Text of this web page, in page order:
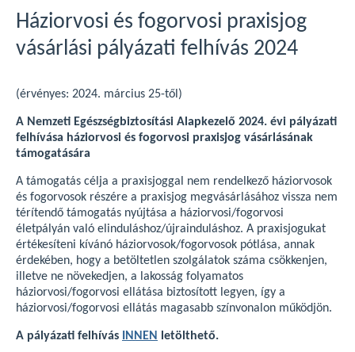
Háziorvosi és fogorvosi praxisjog
vásárlási pályázati felhívás 2024
(érvényes: 2024. március 25-től)
A Nemzeti Egészségbiztosítási Alapkezelő 2024. évi pályázati
felhívása háziorvosi és fogorvosi praxisjog vásárlásának
támogatására
A támogatás célja a praxisjoggal nem rendelkező háziorvosok
és fogorvosok részére a praxisjog megvásárlásához vissza nem
térítendő támogatás nyújtása a háziorvosi/fogorvosi
életpályán való elinduláshoz/újrainduláshoz. A praxisjogukat
értékesíteni kívánó háziorvosok/fogorvosok pótlása, annak
érdekében, hogy a betöltetlen szolgálatok száma csökkenjen,
illetve ne növekedjen, a lakosság folyamatos
háziorvosi/fogorvosi ellátása biztosított legyen, így a
háziorvosi/fogorvosi ellátás magasabb színvonalon működjön.
A pályázati felhívás INNEN letölthető.